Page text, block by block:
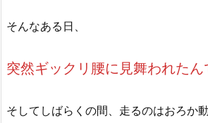
そんなある日、
突然ギックリ腰に見舞われたん
そしてしばらくの間、走るのはおろか